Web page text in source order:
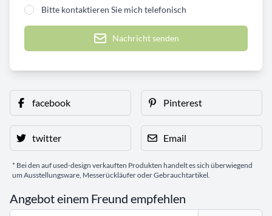
Bitte kontaktieren Sie mich telefonisch
Nachricht senden
facebook Pinterest
twitter Email
* Bei den auf used-design verkauften Produkten handelt es sich überwiegend
um Ausstellungsware, Messerückläufer oder Gebrauchtartikel.
Angebot einem Freund empfehlen